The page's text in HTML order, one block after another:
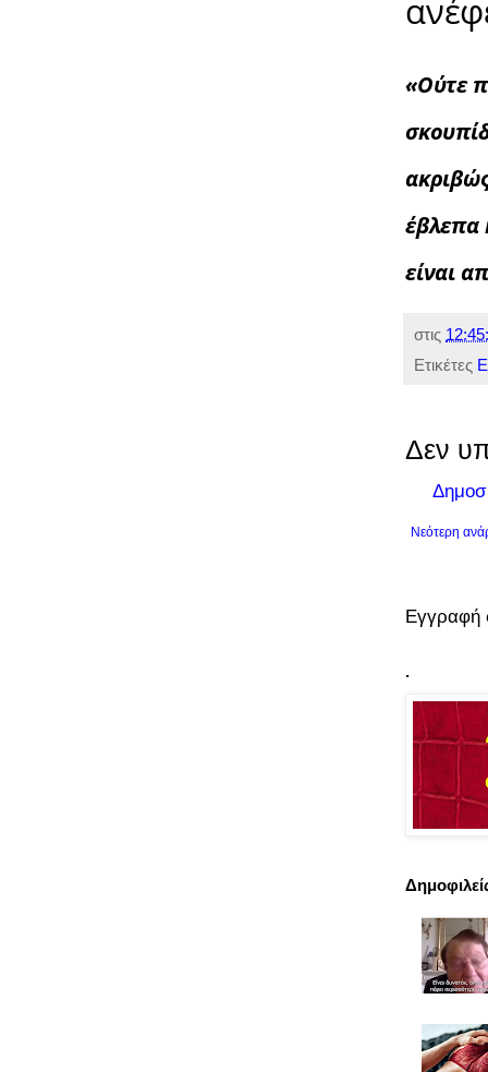
«Ούτε
έβλεπα
είναι
στις
Ετικέτες
Δεν
Νεότερη
Εγγραφή
.